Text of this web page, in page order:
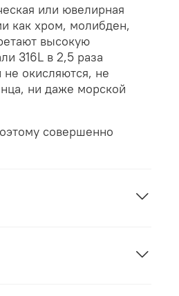
или ювелирная
как хром, молибден,
высокую
316L в 2,5 раза
окисляются, не
ни даже морской
совершенно